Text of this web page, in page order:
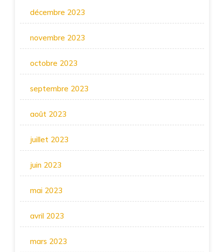
décembre 2023
novembre 2023
octobre 2023
septembre 2023
août 2023
juillet 2023
juin 2023
mai 2023
avril 2023
mars 2023